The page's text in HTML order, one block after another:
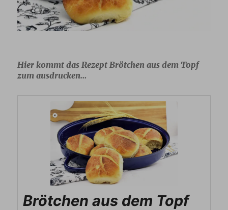
Hier kommt das Rezept Brötchen aus dem Topf
zum ausdrucken…
Brötchen aus dem Topf